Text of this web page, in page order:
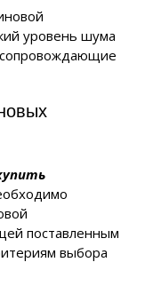
уровень шума
поставленным
выбора